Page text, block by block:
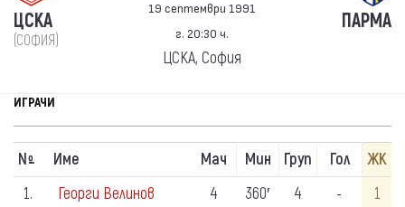
ЦСКА
(СОФИЯ)
19 септември 1991
г. 20:30 ч.
ЦСКА, София
ПАРМА
ИГРАЧИ
Nº Име Мач Мин Груп Гол
ЖК
1.
Георги Велинов 4 360′ 4 -
1